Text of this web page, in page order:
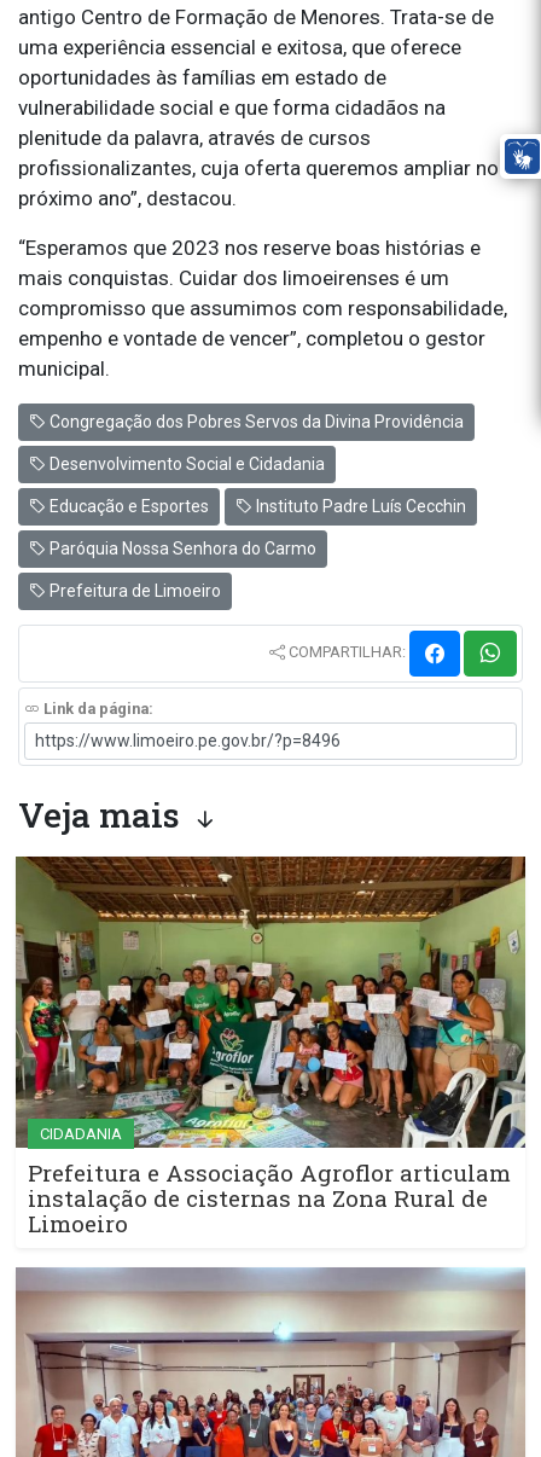
antigo Centro de Formação de Menores. Trata-se de
uma experiência essencial e exitosa, que oferece
oportunidades às famílias em estado de
vulnerabilidade social e que forma cidadãos na
plenitude da palavra, através de cursos
profissionalizantes, cuja oferta queremos ampliar no
próximo ano”, destacou.
“Esperamos que 2023 nos reserve boas histórias e
mais conquistas. Cuidar dos limoeirenses é um
compromisso que assumimos com responsabilidade,
empenho e vontade de vencer”, completou o gestor
municipal.
Congregação dos Pobres Servos da Divina Providência
Desenvolvimento Social e Cidadania
Educação e Esportes Instituto Padre Luís Cecchin
Paróquia Nossa Senhora do Carmo
Prefeitura de Limoeiro
COMPARTILHAR:
Link da página:
Veja mais
CIDADANIA
Prefeitura e Associação Agroflor articulam
instalação de cisternas na Zona Rural de
Limoeiro